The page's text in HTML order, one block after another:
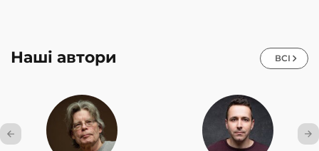
Наші автори ВСІ